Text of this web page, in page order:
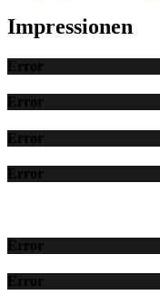
Impressionen
Error
Error
Error
Error
Error
Error